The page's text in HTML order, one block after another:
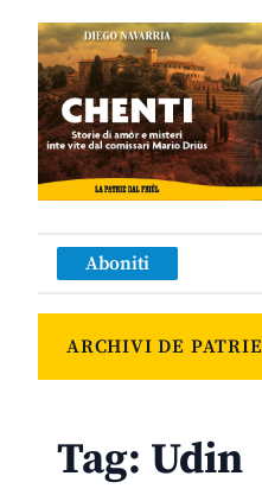
Aboniti
ARCHIVI DE PATRIE
Tag: Udin